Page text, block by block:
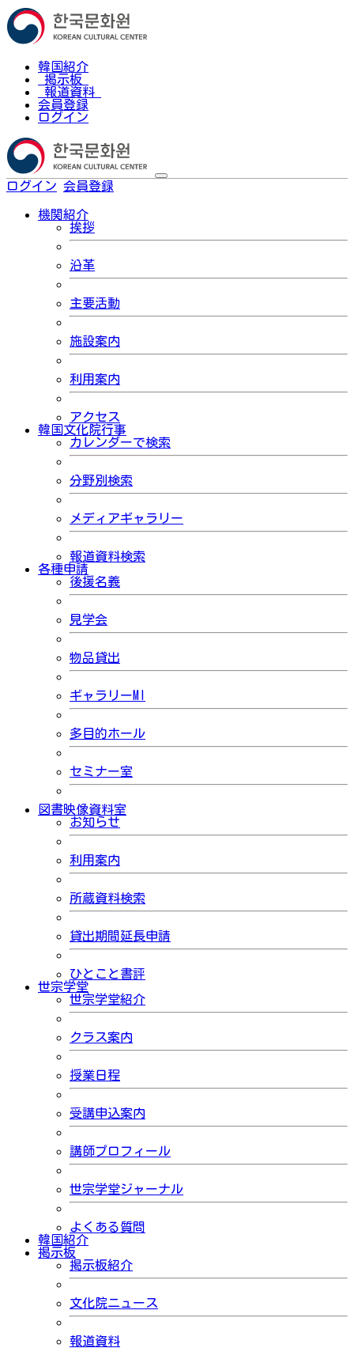
韓国紹介
掲示板
報道資料
会員登録
ログイン
ログイン 会員登録
機関紹介
挨拶
沿革
主要活動
施設案内
利用案内
アクセス
韓国文化院行事
カレンダーで検索
分野別検索
メディアギャラリー
報道資料検索
各種申請
後援名義
見学会
物品貸出
ギャラリーMI
多目的ホール
セミナー室
図書映像資料室
お知らせ
利用案内
所蔵資料検索
貸出期間延長申請
ひとこと書評
世宗学堂
世宗学堂紹介
クラス案内
授業日程
受講申込案内
講師プロフィール
世宗学堂ジャーナル
よくある質問
韓国紹介
掲示板
掲示板紹介
文化院ニュース
報道資料